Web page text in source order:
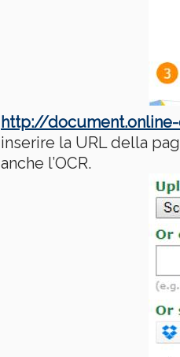
http://
inserire la URL della
anche l’OCR.